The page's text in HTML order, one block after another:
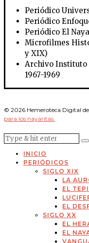
Periódico
Periódico
Periódico El
Microfilmes
y XIX)
Archivo Instituto
1967-1969
© 2026 Hemeroteca Digital
para los nayaritas.
INICIO
PERIÓDICOS
SIGLO XIX
LA
EL
EL
SIGLO XX
EL
EL